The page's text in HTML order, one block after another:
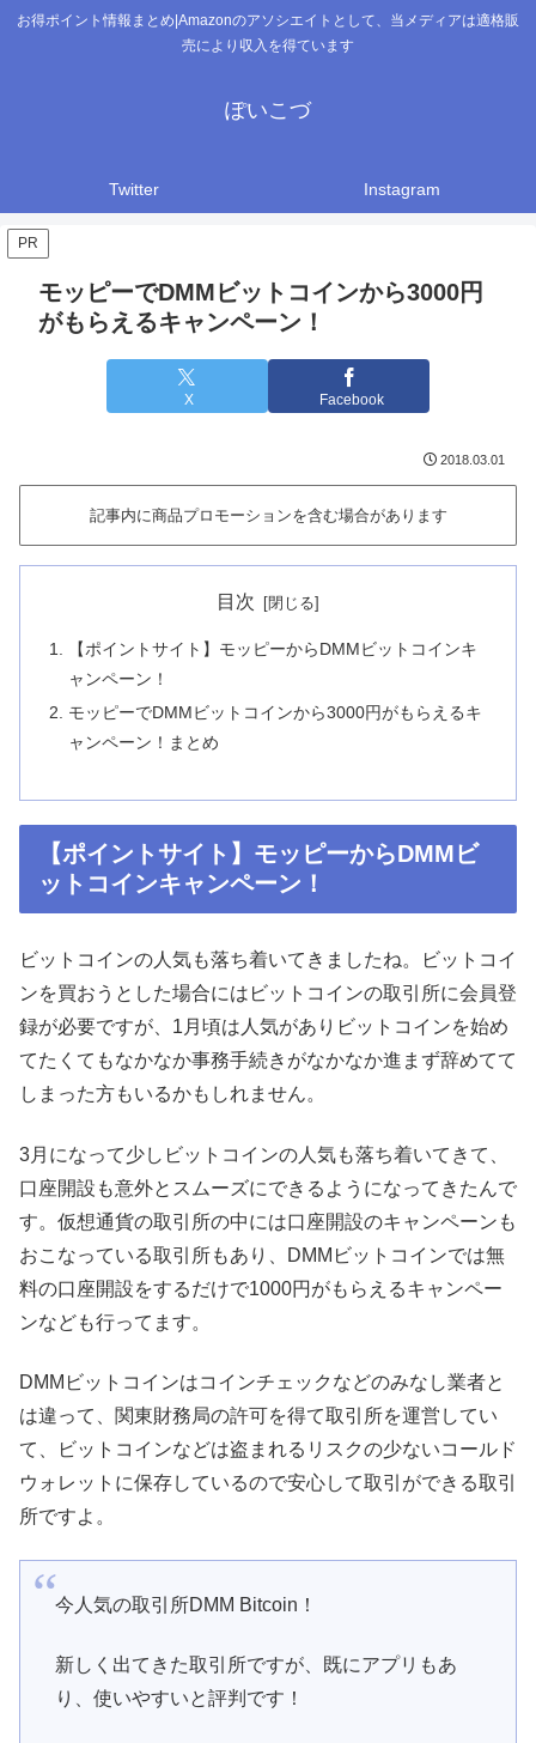
お得ポイント情報まとめ|Amazonのアソシエイトとして、当メディアは適格販
売により収入を得ています
ぽいこづ
Twitter Instagram
PR
モッピーでDMMビットコインから3000円
がもらえるキャンペーン！
X Facebook
2018.03.01
記事内に商品プロモーションを含む場合があります
目次
【ポイントサイト】モッピーからDMMビットコインキ
ャンペーン！
モッピーでDMMビットコインから3000円がもらえるキ
ャンペーン！まとめ
【ポイントサイト】モッピーからDMMビ
ットコインキャンペーン！
ビットコインの人気も落ち着いてきましたね。ビットコイ
ンを買おうとした場合にはビットコインの取引所に会員登
録が必要ですが、1月頃は人気がありビットコインを始め
てたくてもなかなか事務手続きがなかなか進まず辞めてて
しまった方もいるかもしれません。
3月になって少しビットコインの人気も落ち着いてきて、
口座開設も意外とスムーズにできるようになってきたんで
す。仮想通貨の取引所の中には口座開設のキャンペーンも
おこなっている取引所もあり、DMMビットコインでは無
料の口座開設をするだけで1000円がもらえるキャンペー
ンなども行ってます。
DMMビットコインはコインチェックなどのみなし業者と
は違って、関東財務局の許可を得て取引所を運営してい
て、ビットコインなどは盗まれるリスクの少ないコールド
ウォレットに保存しているので安心して取引ができる取引
所ですよ。
今人気の取引所DMM Bitcoin！
新しく出てきた取引所ですが、既にアプリもあ
り、使いやすいと評判です！